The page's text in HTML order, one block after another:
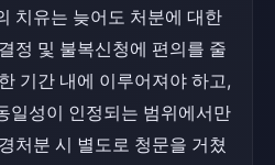
치유는 늦어도 처분에 대한
정 및 불복신청에 편의를 줄
기간 내에 이루어져야 하고,
일성이 인정되는 범위에서만
처분 시 별도로 청문을 거쳤